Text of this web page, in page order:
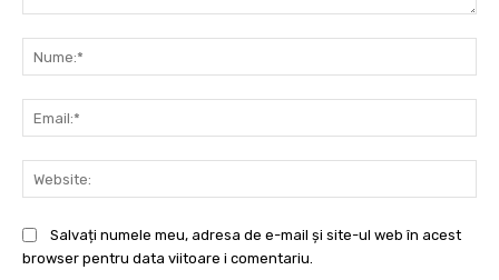
Salvați numele meu, adresa de e-mail și site-ul web în acest
browser pentru data viitoare i comentariu.